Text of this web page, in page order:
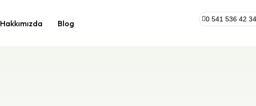
Hakkımızda Blog 0 541 536 42 34